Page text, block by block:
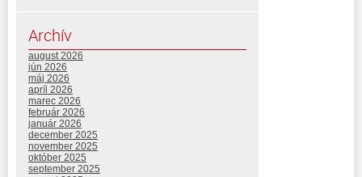
Archív
august 2026
jún 2026
máj 2026
apríl 2026
marec 2026
február 2026
január 2026
december 2025
november 2025
október 2025
september 2025